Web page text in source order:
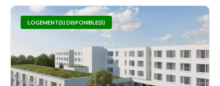
LOGEMENT(S) DISPONIBLE(S)